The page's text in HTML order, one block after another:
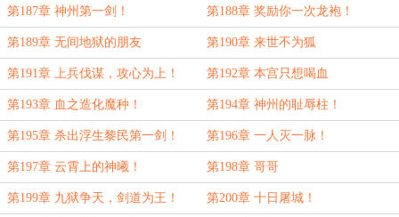
第187章 神州第一剑！ 第188章 奖励你一次龙袍！
第189章 无间地狱的朋友 第190章 来世不为狐
第191章 上兵伐谋，攻心为上！ 第192章 本宫只想喝血
第193章 血之造化魔种！ 第194章 神州的耻辱柱！
第195章 杀出浮生黎民第一剑！ 第196章 一人灭一脉！
第197章 云霄上的神曦！ 第198章 哥哥
第199章 九狱争天，剑道为王！ 第200章 十日屠城！